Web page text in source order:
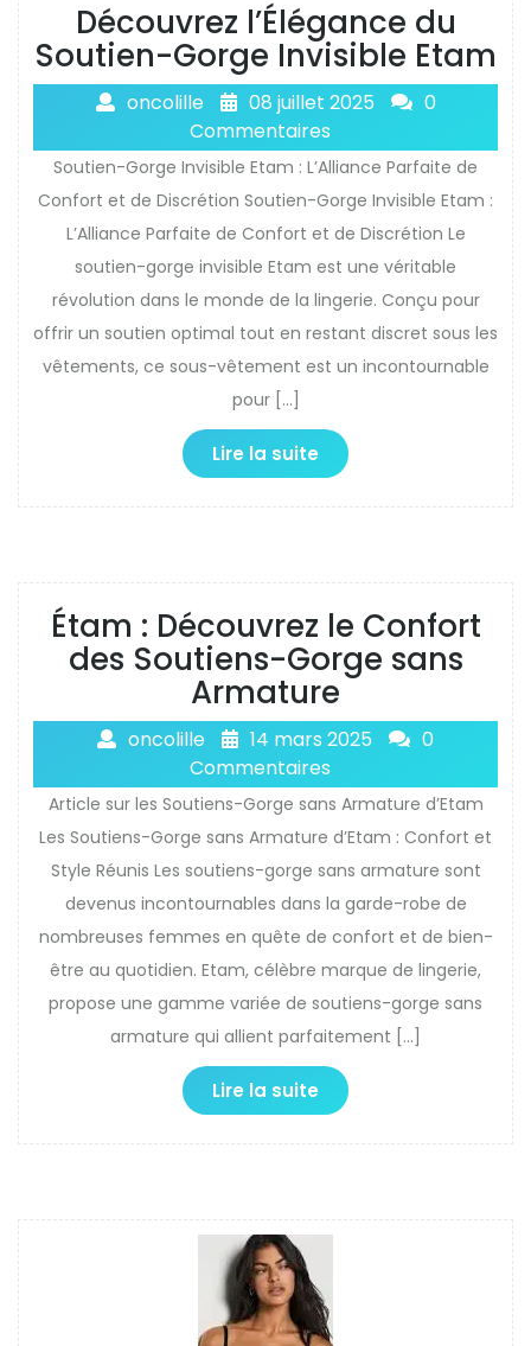
Découvrez l’Élégance du
Soutien-Gorge Invisible Etam
oncolille 08 juillet 2025
0
Commentaires
Soutien-Gorge Invisible Etam : L’Alliance Parfaite de
Confort et de Discrétion Soutien-Gorge Invisible Etam :
L’Alliance Parfaite de Confort et de Discrétion Le
soutien-gorge invisible Etam est une véritable
révolution dans le monde de la lingerie. Conçu pour
offrir un soutien optimal tout en restant discret sous les
vêtements, ce sous-vêtement est un incontournable
pour […]
Lire la suite
Étam : Découvrez le Confort
des Soutiens-Gorge sans
Armature
oncolille 14 mars 2025
0
Commentaires
Article sur les Soutiens-Gorge sans Armature d’Etam
Les Soutiens-Gorge sans Armature d’Etam : Confort et
Style Réunis Les soutiens-gorge sans armature sont
devenus incontournables dans la garde-robe de
nombreuses femmes en quête de confort et de bien-
être au quotidien. Etam, célèbre marque de lingerie,
propose une gamme variée de soutiens-gorge sans
armature qui allient parfaitement […]
Lire la suite